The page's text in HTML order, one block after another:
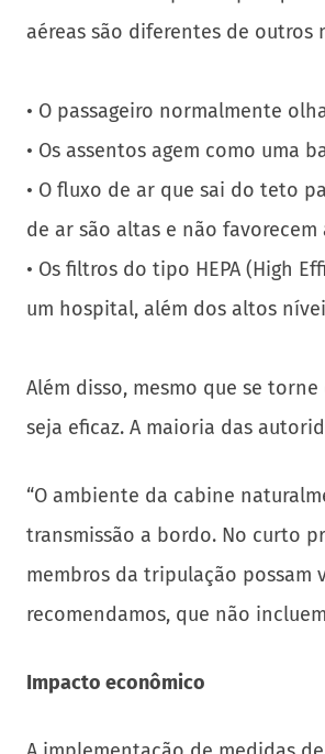
aéreas são diferentes de
• O passageiro normalmente
• Os assentos agem como uma
• O fluxo de ar que sai do teto
de ar são altas e não
• Os filtros do tipo HEPA (High
um hospital, além dos altos
Além disso, mesmo que se
seja eficaz. A maioria das
“O ambiente da cabine
transmissão a bordo. No curto
membros da tripulação possam
recomendamos, que não
Impacto econômico